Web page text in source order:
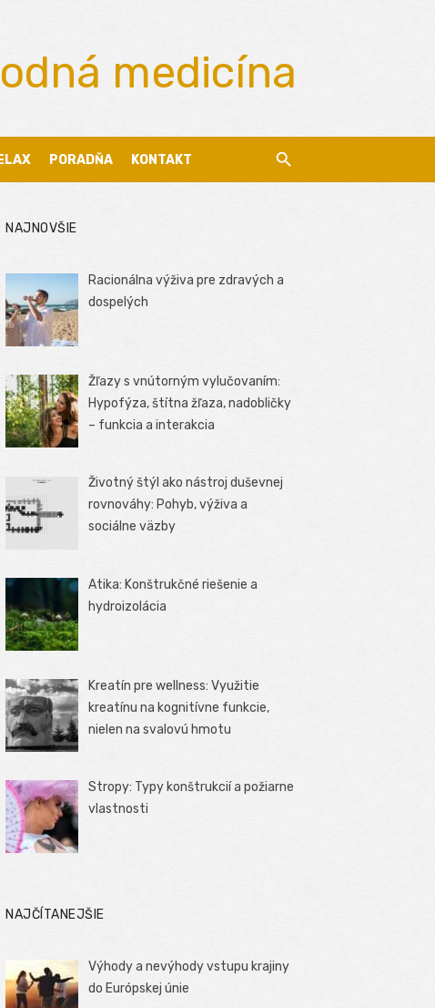
medicína
PORADŇA KONTAKT
NAJNOVŠIE
Racionálna výživa pre zdravých a
dospelých
Žľazy s vnútorným vylučovaním:
Hypofýza, štítna žľaza, nadobličky
– funkcia a interakcia
Životný štýl ako nástroj duševnej
rovnováhy: Pohyb, výživa a
sociálne väzby
Atika: Konštrukčné riešenie a
hydroizolácia
Kreatín pre wellness: Využitie
kreatínu na kognitívne funkcie,
nielen na svalovú hmotu
Stropy: Typy konštrukcií a požiarne
vlastnosti
NAJČÍTANEJŠIE
Výhody a nevýhody vstupu krajiny
do Európskej únie